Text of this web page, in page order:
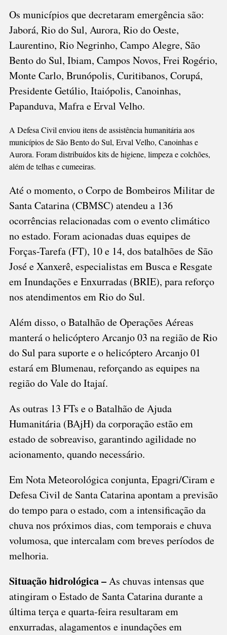
Os municípios que decretaram emergência são:
Jaborá, Rio do Sul, Aurora, Rio do Oeste,
Laurentino, Rio Negrinho, Campo Alegre, São
Bento do Sul, Ibiam, Campos Novos, Frei Rogério,
Monte Carlo, Brunópolis, Curitibanos, Corupá,
Presidente Getúlio, Itaiópolis, Canoinhas,
Papanduva, Mafra e Erval Velho.
A Defesa Civil enviou itens de assistência humanitária aos
municípios de São Bento do Sul, Erval Velho, Canoinhas e
Aurora. Foram distribuídos kits de higiene, limpeza e colchões,
além de telhas e cumeeiras.
Até o momento, o Corpo de Bombeiros Militar de
Santa Catarina (CBMSC) atendeu a 136
ocorrências relacionadas com o evento climático
no estado. Foram acionadas duas equipes de
Forças-Tarefa (FT), 10 e 14, dos batalhões de São
José e Xanxerê, especialistas em Busca e Resgate
em Inundações e Enxurradas (BRIE), para reforço
nos atendimentos em Rio do Sul.
Além disso, o Batalhão de Operações Aéreas
manterá o helicóptero Arcanjo 03 na região de Rio
do Sul para suporte e o helicóptero Arcanjo 01
estará em Blumenau, reforçando as equipes na
região do Vale do Itajaí.
As outras 13 FTs e o Batalhão de Ajuda
Humanitária (BAjH) da corporação estão em
estado de sobreaviso, garantindo agilidade no
acionamento, quando necessário.
Em Nota Meteorológica conjunta, Epagri/Ciram e
Defesa Civil de Santa Catarina apontam a previsão
do tempo para o estado, com a intensificação da
chuva nos próximos dias, com temporais e chuva
volumosa, que intercalam com breves períodos de
melhoria.
Situação hidrológica –As chuvas intensas que
atingiram o Estado de Santa Catarina durante a
última terça e quarta-feira resultaram em
enxurradas, alagamentos e inundações em